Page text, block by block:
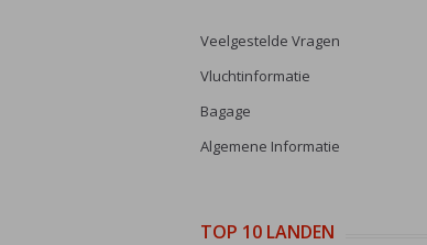
Veelgestelde Vragen
Vluchtinformatie
Bagage
Algemene Informatie
TOP 10 LANDEN